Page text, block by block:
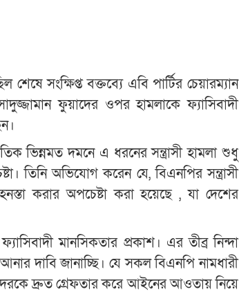
সংক্ষিপ্ত বক্তব্যে এবি পার্টির চেয়ারম্যান
ফুয়াদের ওপর হামলাকে ফ্যাসিবাদী
ভিন্নমত দমনে এ ধরনের সন্ত্রাসী হামলা শুধু
তিনি অভিযোগ করেন যে, বিএনপির সন্ত্রাসী
করার অপচেষ্টা করা হয়েছে , যা দেশের
মানসিকতার প্রকাশ। এর তীব্র নিন্দা
দাবি জানাচ্ছি। যে সকল বিএনপি নামধারী
দ্রুত গ্রেফতার করে আইনের আওতায় নিয়ে